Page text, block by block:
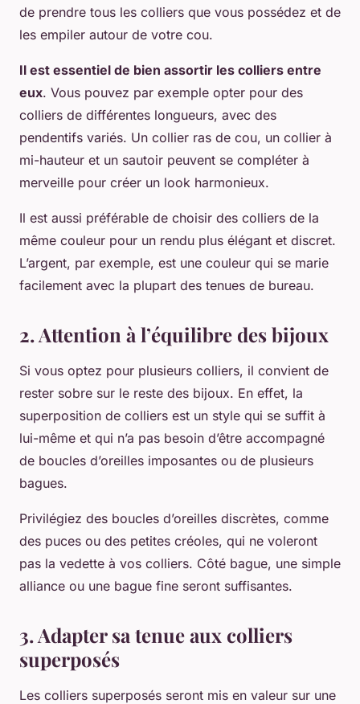
de prendre tous les colliers que vous possédez et de
les empiler autour de votre cou.
Il est essentiel de bien assortir les colliers entre
eux. Vous pouvez par exemple opter pour des
colliers de différentes longueurs, avec des
pendentifs variés. Un collier ras de cou, un collier à
mi-hauteur et un sautoir peuvent se compléter à
merveille pour créer un look harmonieux.
Il est aussi préférable de choisir des colliers de la
même couleur pour un rendu plus élégant et discret.
L’argent, par exemple, est une couleur qui se marie
facilement avec la plupart des tenues de bureau.
2. Attention à l’équilibre des bijoux
Si vous optez pour plusieurs colliers, il convient de
rester sobre sur le reste des bijoux. En effet, la
superposition de colliers est un style qui se suffit à
lui-même et qui n’a pas besoin d’être accompagné
de boucles d’oreilles imposantes ou de plusieurs
bagues.
Privilégiez des boucles d’oreilles discrètes, comme
des puces ou des petites créoles, qui ne voleront
pas la vedette à vos colliers. Côté bague, une simple
alliance ou une bague fine seront suffisantes.
3. Adapter sa tenue aux colliers
superposés
Les colliers superposés seront mis en valeur sur une